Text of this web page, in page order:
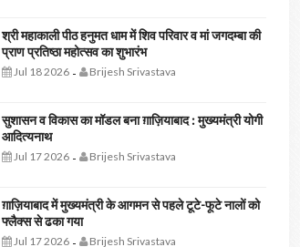
श्री महाकाली पीठ हनुमत धाम में शिव परिवार व मां जगदम्बा की
प्राण प्रतिष्ठा महोत्सव का शुभारंभ
Jul 18 2026- Brijesh Srivastava
सुशासन व विकास का मॉडल बना ग़ाज़ियाबाद : ​मुख्यमंत्री योगी
आदित्यनाथ
Jul 17 2026- Brijesh Srivastava
ग़ाज़ियाबाद में मुख्यमंत्री के आगमन से पहले टूटे-फूटे नालों को
फ्लैक्स से ढका गया
Jul 17 2026- Brijesh Srivastava